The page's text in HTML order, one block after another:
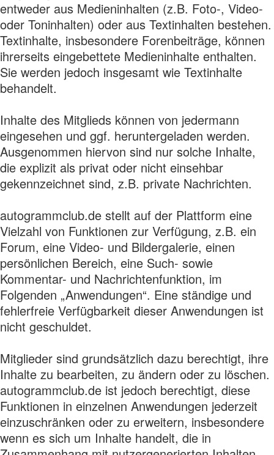
entweder aus Medieninhalten (z.B. Foto-, Video-
oder Toninhalten) oder aus Textinhalten bestehen.
Textinhalte, insbesondere Forenbeiträge, können
ihrerseits eingebettete Medieninhalte enthalten.
Sie werden jedoch insgesamt wie Textinhalte
behandelt.
Inhalte des Mitglieds können von jedermann
eingesehen und ggf. heruntergeladen werden.
Ausgenommen hiervon sind nur solche Inhalte,
die explizit als privat oder nicht einsehbar
gekennzeichnet sind, z.B. private Nachrichten.
autogrammclub.de stellt auf der Plattform eine
Vielzahl von Funktionen zur Verfügung, z.B. ein
Forum, eine Video- und Bildergalerie, einen
persönlichen Bereich, eine Such- sowie
Kommentar- und Nachrichtenfunktion, im
Folgenden „Anwendungen“. Eine ständige und
fehlerfreie Verfügbarkeit dieser Anwendungen ist
nicht geschuldet.
Mitglieder sind grundsätzlich dazu berechtigt, ihre
Inhalte zu bearbeiten, zu ändern oder zu löschen.
autogrammclub.de ist jedoch berechtigt, diese
Funktionen in einzelnen Anwendungen jederzeit
einzuschränken oder zu erweitern, insbesondere
wenn es sich um Inhalte handelt, die in